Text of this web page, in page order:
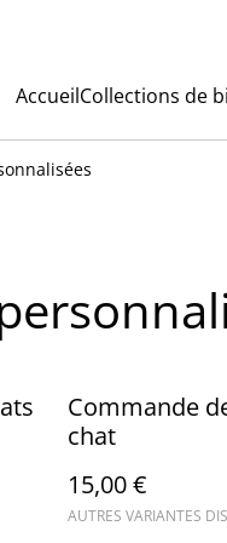
AccueilCollections de
Commande
chat
15,00 €
AUTRES VARIANTES